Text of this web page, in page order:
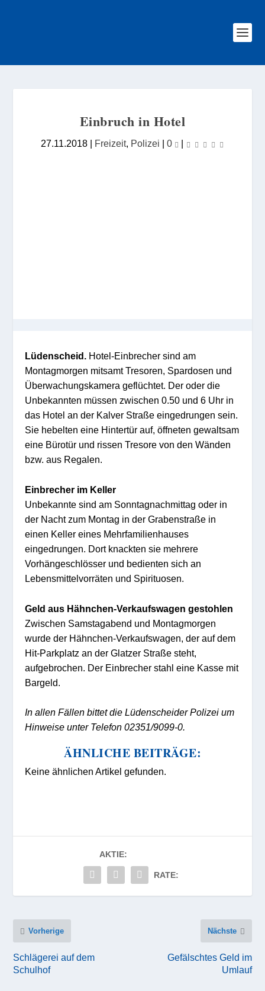
Einbruch in Hotel
27.11.2018| Freizeit, Polizei | 0 |
Lüdenscheid. Hotel-Einbrecher sind am
Montagmorgen mitsamt Tresoren, Spardosen und
Überwachungskamera geflüchtet. Der oder die
Unbekannten müssen zwischen 0.50 und 6 Uhr in
das Hotel an der Kalver Straße eingedrungen sein.
Sie hebelten eine Hintertür auf, öffneten gewaltsam
eine Bürotür und rissen Tresore von den Wänden
bzw. aus Regalen.
Einbrecher im Keller
Unbekannte sind am Sonntagnachmittag oder in
der Nacht zum Montag in der Grabenstraße in
einen Keller eines Mehrfamilienhauses
eingedrungen. Dort knackten sie mehrere
Vorhängeschlösser und bedienten sich an
Lebensmittelvorräten und Spirituosen.
Geld aus Hähnchen-Verkaufswagen gestohlen
Zwischen Samstagabend und Montagmorgen
wurde der Hähnchen-Verkaufswagen, der auf dem
Hit-Parkplatz an der Glatzer Straße steht,
aufgebrochen. Der Einbrecher stahl eine Kasse mit
Bargeld.
In allen Fällen bittet die Lüdenscheider Polizei um
Hinweise unter Telefon 02351/9099-0.
ÄHNLICHE BEITRÄGE:
Keine ähnlichen Artikel gefunden.
AKTIE:
RATE:
Vorherige
Schlägerei auf dem
Schulhof
Nächste
Gefälschtes Geld im
Umlauf